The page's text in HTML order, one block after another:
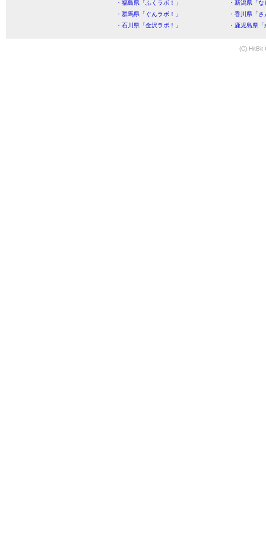
・福島県「ふくラボ！」
・新潟県「
・群馬県「ぐんラボ！」
・香川県「
・石川県「金沢ラボ！」
・鹿児島県
(C) HitBit